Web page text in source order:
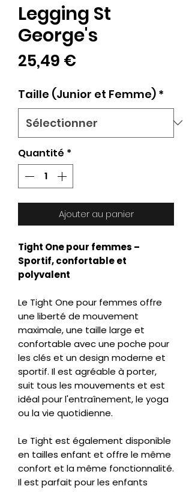
Legging St
George's
25,49 €
Taille (Junior et Femme) *
Quantité *
Ajouter au panier
Tight One pour femmes –
Sportif, confortable et
polyvalent
Le Tight One pour femmes offre
une liberté de mouvement
maximale, une taille large et
confortable avec une poche pour
les clés et un design moderne et
sportif. Il est agréable à porter,
suit tous les mouvements et est
idéal pour l'entraînement, le yoga
ou la vie quotidienne.
Le Tight est également disponible
en tailles enfant et offre le même
confort et la même fonctionnalité.
Il est parfait pour les enfants